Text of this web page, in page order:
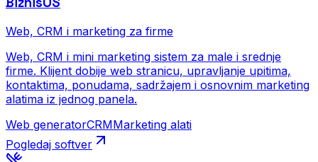
Web, CRM i marketing za firme
Web, CRM i mini marketing sistem za male i srednje
firme. Klijent dobije web stranicu, upravljanje upitima,
kontaktima, ponudama, sadržajem i osnovnim marketing
alatima iz jednog panela.
Web generatorCRMMarketing alati
Pogledaj softver